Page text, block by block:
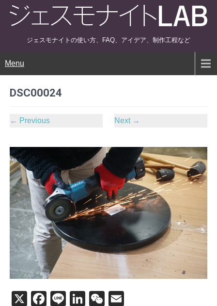
ジェスモナイトの使い方、FAQ、アイデア、制作工程など
Menu
DSC00024
← Previous Next →
X
F
Li
Li
W